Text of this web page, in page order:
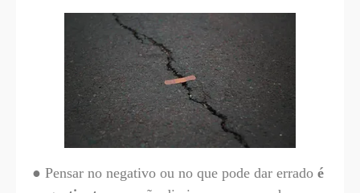
● Pensar no negativo ou no que pode dar errado é